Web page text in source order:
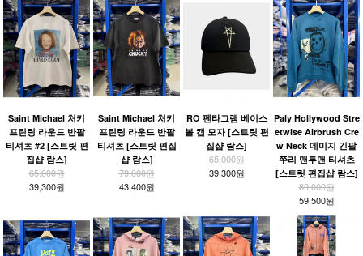
Saint Michael 처키
프린팅 라운드 반팔
티셔츠 #2 [스트릿 편
집샵 람스]
65,000원
39,300원
Saint Michael 처키
프린팅 라운드 반팔
티셔츠 [스트릿 편집
샵 람스]
79,000원
43,400원
RO 펜타그램 베이스
볼 캡 모자 [스트릿 편
집샵 람스]
65,000원
39,300원
Paly Hollywood Stre
etwise Airbrush Cre
w Neck 데미지 긴팔
쭈리 맨투맨 티셔츠
[스트릿 편집샵 람스]
89,000원
59,500원